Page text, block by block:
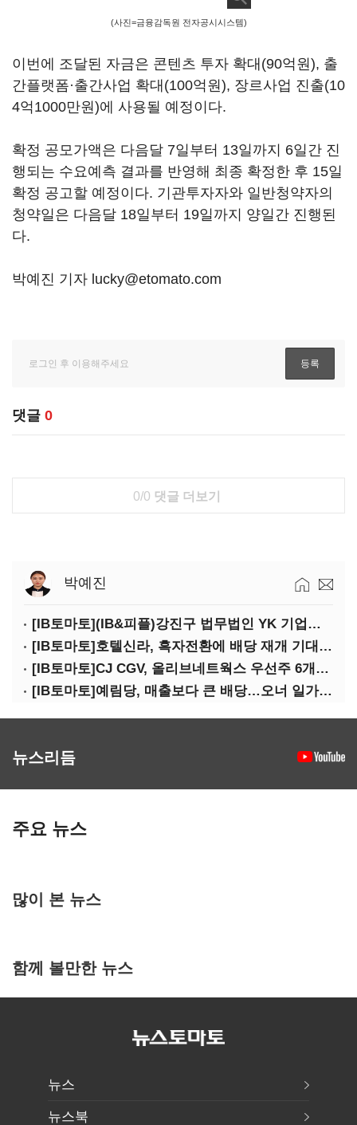
(사진=금융감독원 전자공시시스템)
이번에 조달된 자금은 콘텐츠 투자 확대(90억원), 출
간플랫폼·출간사업 확대(100억원), 장르사업 진출(10
4억1000만원)에 사용될 예정이다.
확정 공모가액은 다음달 7일부터 13일까지 6일간 진
행되는 수요예측 결과를 반영해 최종 확정한 후 15일
확정 공고할 예정이다. 기관투자자와 일반청약자의
청약일은 다음달 18일부터 19일까지 양일간 진행된
다.
박예진 기자 lucky@etomato.com
댓글 0
0/0 댓글 더보기
박예진
[IB토마토](IB&피플)강진구 법무법인 YK 기업거버넌스센터 센터장
[IB토마토]호텔신라, 흑자전환에 배당 재개 기대감…삼성생명도 웃을까
[IB토마토]CJ CGV, 올리브네트웍스 우선주 6개월 만에 상환…왜?
[IB토마토]예림당, 매출보다 큰 배당…오너 일가에 절반 간다
뉴스리듬
주요 뉴스
많이 본 뉴스
함께 볼만한 뉴스
뉴스
뉴스북